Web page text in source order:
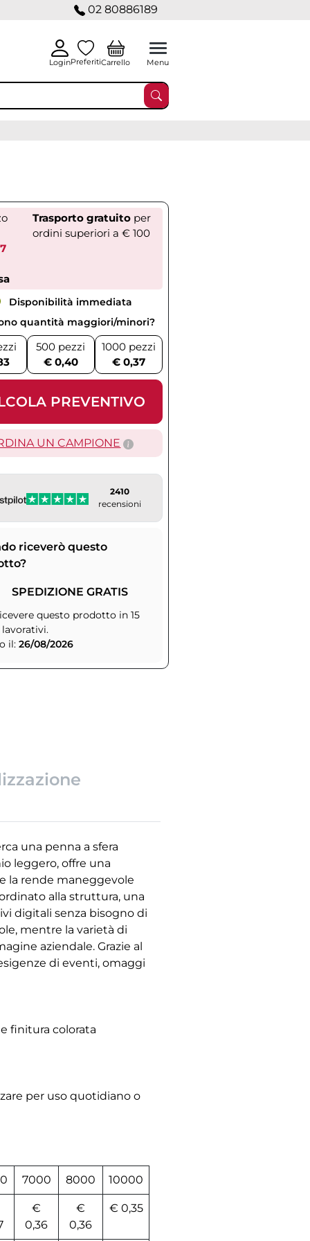
02 80886189
LoginPreferitiCarrello Menu
Trasporto gratuitoper
ordini superiori a € 100
Disponibilità immediata
quantità maggiori/minori?
500 pezzi
€ 0,40
1000 pezzi
€ 0,37
PREVENTIVO
UN CAMPIONE
2410
recensioni
riceverò questo
SPEDIZIONE GRATIS
questo prodotto in 15
il: 26/08/2026
una penna a sfera
leggero, offre una
la rende maneggevole
alla struttura, una
digitali senza bisogno di
mentre la varietà di
aziendale. Grazie al
di eventi, omaggi
finitura colorata
per uso quotidiano o
7000 8000 10000
€
0,36
€
0,36
€ 0,35